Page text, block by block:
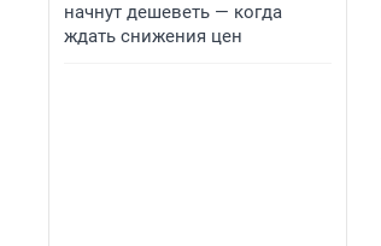
начнут дешеветь — когда
ждать снижения цен